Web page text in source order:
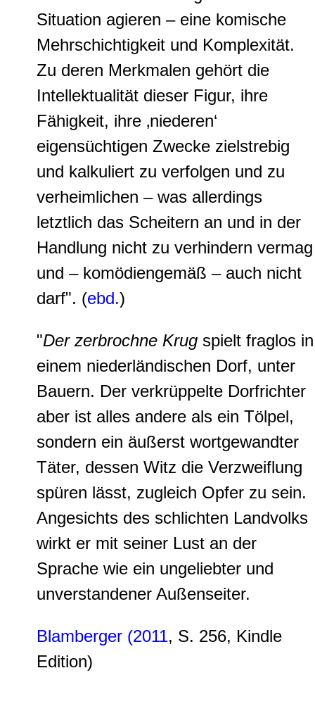
Situation agieren – eine komische
Mehrschichtigkeit und Komplexität.
Zu deren Merkmalen gehört die
Intellektualität dieser Figur, ihre
Fähigkeit, ihre ‚niederen‘
eigensüchtigen Zwecke zielstrebig
und kalkuliert zu verfolgen und zu
verheimlichen – was allerdings
letztlich das Scheitern an und in der
Handlung nicht zu verhindern vermag
und – komödiengemäß – auch nicht
darf". (ebd.)
"Der zerbrochne Krug spielt fraglos in
einem niederländischen Dorf, unter
Bauern. Der verkrüppelte Dorfrichter
aber ist alles andere als ein Tölpel,
sondern ein äußerst wortgewandter
Täter, dessen Witz die Verzweiflung
spüren lässt, zugleich Opfer zu sein.
Angesichts des schlichten Landvolks
wirkt er mit seiner Lust an der
Sprache wie ein ungeliebter und
unverstandener Außenseiter.
Blamberger (2011, S. 256, Kindle
Edition)